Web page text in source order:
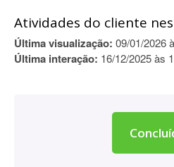
Atividades do cliente
Última visualização: 09/01/2026
Última interação: 16/12/2025 às